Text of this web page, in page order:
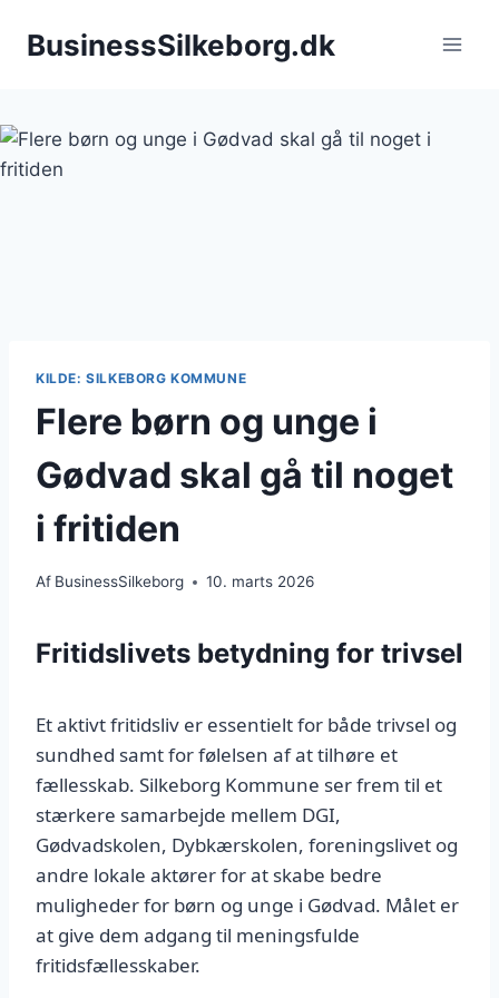
BusinessSilkeborg.dk
KILDE: SILKEBORG KOMMUNE
Flere børn og unge i
Gødvad skal gå til noget
i fritiden
Af BusinessSilkeborg 10. marts 2026
Fritidslivets betydning for trivsel
Et aktivt fritidsliv er essentielt for både trivsel og
sundhed samt for følelsen af at tilhøre et
fællesskab. Silkeborg Kommune ser frem til et
stærkere samarbejde mellem DGI,
Gødvadskolen, Dybkærskolen, foreningslivet og
andre lokale aktører for at skabe bedre
muligheder for børn og unge i Gødvad. Målet er
at give dem adgang til meningsfulde
fritidsfællesskaber.